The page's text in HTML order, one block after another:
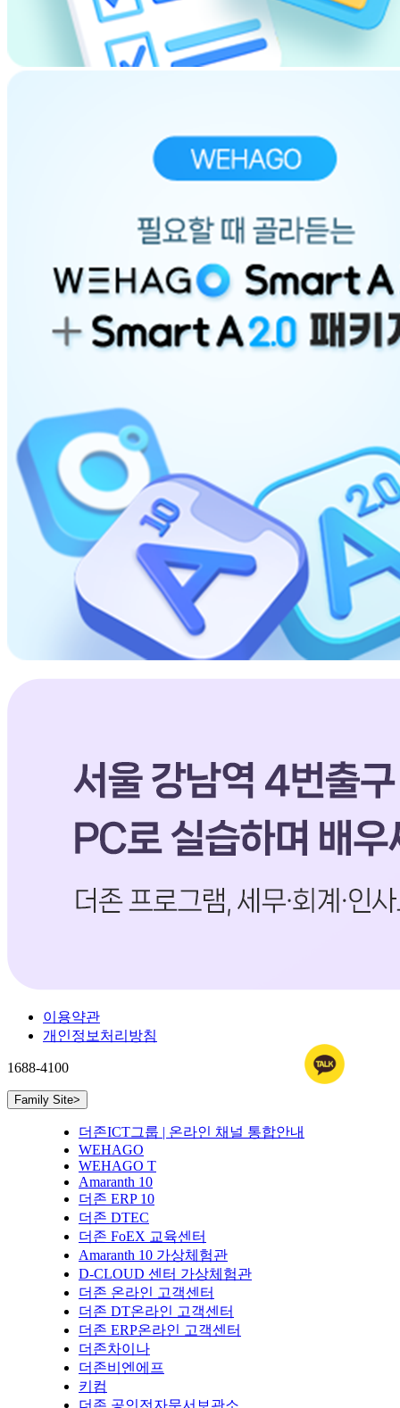
이용약관
개인정보처리방침
1688-4100
Family Site>
더존ICT그룹 | 온라인 채널 통합안내
WEHAGO
WEHAGO T
Amaranth 10
더존 ERP 10
더존 DTEC
더존 FoEX 교육센터
Amaranth 10 가상체험관
D-CLOUD 센터 가상체험관
더존 온라인 고객센터
더존 DT온라인 고객센터
더존 ERP온라인 고객센터
더존차이나
더존비엔에프
키컴
더존 공인전자문서보관소